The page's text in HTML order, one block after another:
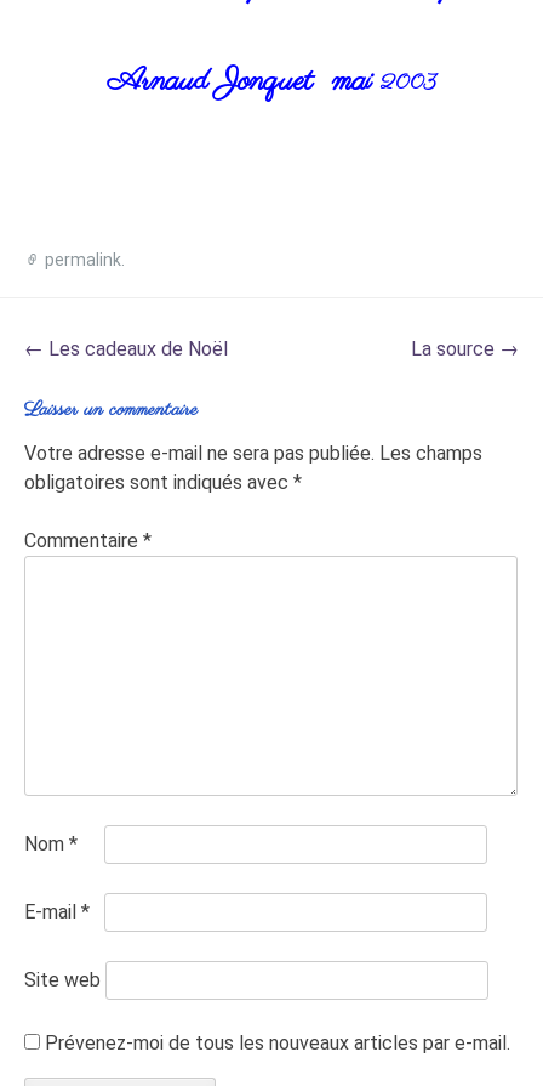
Arnaud Jonquet mai2003
permalink
Post
← Les cadeaux de Noël La source →
Laisser un commentaire
Votre adresse e-mail ne sera pas publiée. Les champs
obligatoires sont indiqués avec *
Commentaire *
Nom *
E-mail *
Site web
Prévenez-moi de tous les nouveaux articles par e-mail.